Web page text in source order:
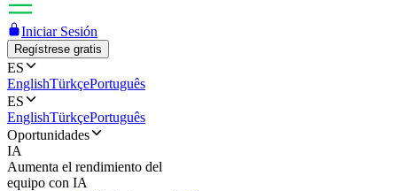
Iniciar Sesión
Regístrese gratis
ES
EnglishTürkçePortuguês
ES
EnglishTürkçePortuguês
Oportunidades
IA
Aumenta el rendimiento del
equipo con IA